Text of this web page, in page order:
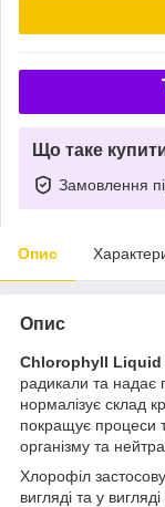
Що таке
Замовлення
Опис
Опис
Chlorophyll Liquid
радикали та надає
нормалізує склад
покращує процеси
організму та
Хлорофіл
вигляді та у